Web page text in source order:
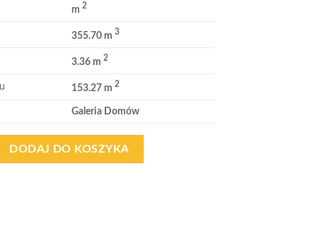
m2
355.70 m3
3.36 m2
153.27 m2
Galeria Domów
DODAJ DO KOSZYKA